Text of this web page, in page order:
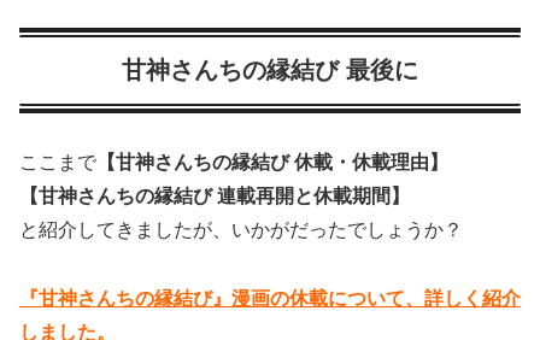
甘神さんちの縁結び 最後に
ここまで 【甘神さんちの縁結び 休載・休載理由】
【甘神さんちの縁結び 連載再開と休載期間】
と紹介してきましたが、いかがだったでしょうか？
『甘神さんちの縁結び』漫画の休載について、詳しく紹介
しました。